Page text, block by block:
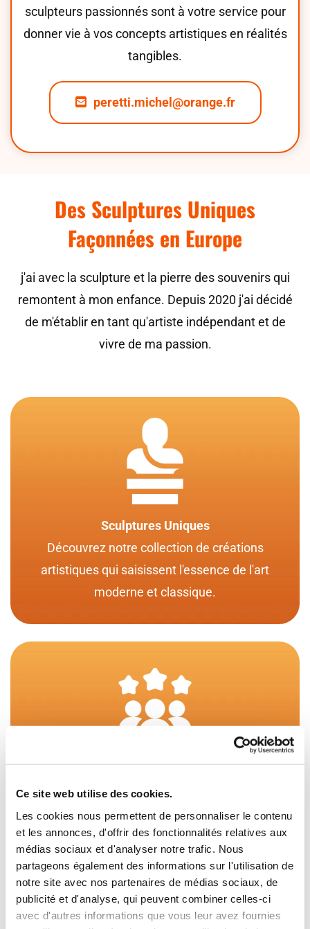
Ce site web utilise des cookies.
Les cookies nous permettent de personnaliser le contenu
et les annonces, d'offrir des fonctionnalités relatives aux
médias sociaux et d'analyser notre trafic. Nous
partageons également des informations sur l'utilisation de
notre site avec nos partenaires de médias sociaux, de
publicité et d'analyse, qui peuvent combiner celles-ci
avec d'autres informations que vous leur avez fournies
sculpteurs passionnés sont à votre service pour
donner vie à vos concepts artistiques en réalités
tangibles.
peretti.michel@orange.fr
Des Sculptures Uniques
Façonnées en Europe
j'ai avec la sculpture et la pierre des souvenirs qui
remontent à mon enfance. Depuis 2020 j'ai décidé
de m'établir en tant qu'artiste indépendant et de
vivre de ma passion.
Sculptures Uniques
Découvrez notre collection de créations
artistiques qui saisissent l'essence de l'art
moderne et classique.
Chaque sculpture est façonnée avec une
précision chirurgicale, témoignant du talent
incontesté d'un artiste de qualité.